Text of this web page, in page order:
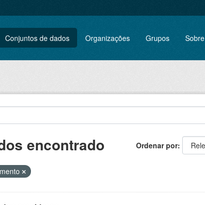
Conjuntos de dados Organizações Grupos Sobre
Ordenar por
encontrado